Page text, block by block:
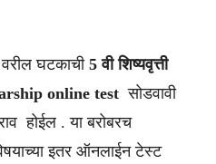
घटकाची 5 वी शिष्यवृत्ती
online test सोडवावी
होईल . या बरोबरच
इतर ऑनलाईन टेस्ट